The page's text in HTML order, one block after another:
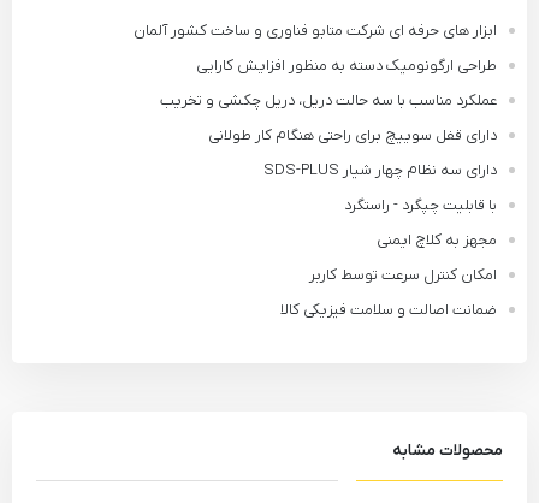
ابزار های حرفه ای شرکت متابو فناوری و ساخت کشور آلمان
طراحی ارگونومیک دسته به منظور افزایش کارایی
عملکرد مناسب با سه حالت دریل، دریل چکشی و تخریب
دارای قفل سوییچ برای راحتی هنگام کار طولانی
دارای سه نظام چهار شیار SDS-PLUS
با قابلیت چپگرد - راستگرد
مجهز به کلاچ ایمنی
امکان کنترل سرعت توسط کاربر
ضمانت اصالت و سلامت فیزیکی کالا
محصولات مشابه